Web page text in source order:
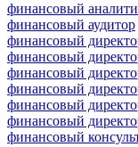
финансовый
финансовый аудитор
финансовый
финансовый
финансовый
финансовый
финансовый
финансовый
финансовый